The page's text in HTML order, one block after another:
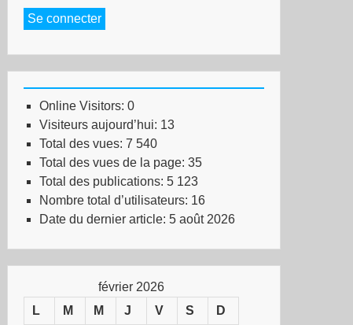
Se connecter
Online Visitors: 0
Visiteurs aujourd’hui: 13
Total des vues: 7 540
Total des vues de la page: 35
Total des publications: 5 123
Nombre total d’utilisateurs: 16
Date du dernier article: 5 août 2026
février 2026
L
M M J V S D